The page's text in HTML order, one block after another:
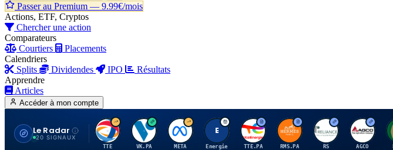
Passer au Premium — 9.99€/mois
Actions, ETF, Cryptos
Chercher une action
Comparateurs
Courtiers
Placements
Calendriers
Splits
Dividendes IPO
Résultats
Apprendre
Articles
Accéder à mon compte
Le Radar
20 SIGNAUX
T
TTE
V
VK.PA
M
META
E
Energie
T
TTE.PA
H
RMS.PA
R
RS
A
AGCO